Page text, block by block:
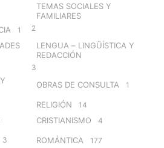
1
3
TEMAS SOCIALES Y
FAMILIARES
2
LENGUA – LINGÜÍSTICA Y
REDACCIÓN
3
OBRAS DE CONSULTA 1
RELIGIÓN 14
CRISTIANISMO 4
ROMÁNTICA 177